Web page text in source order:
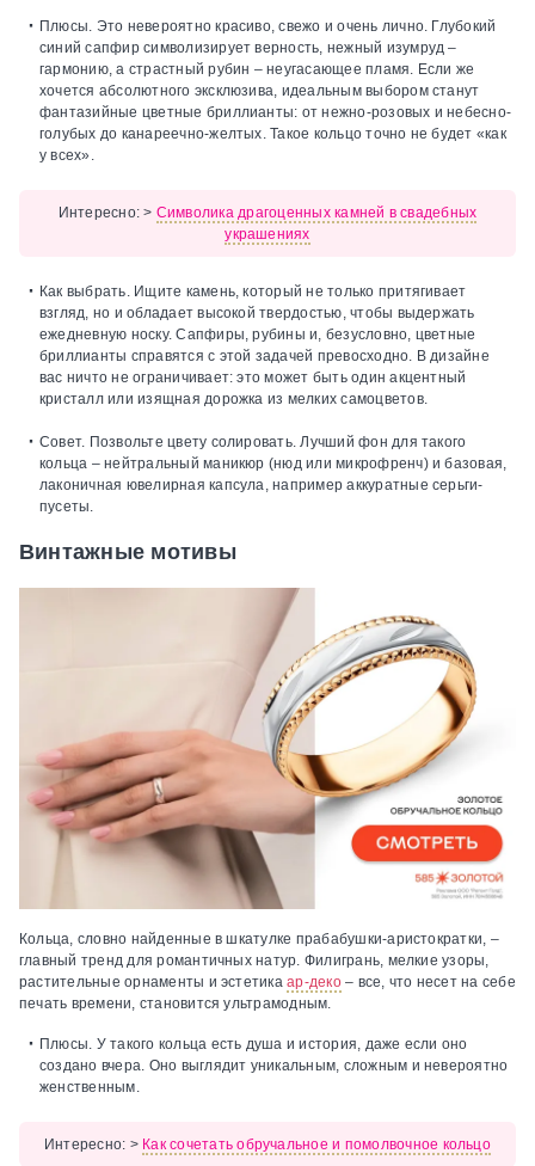
Плюсы. Это невероятно красиво, свежо и очень лично. Глубокий
синий сапфир символизирует верность, нежный изумруд –
гармонию, а страстный рубин – неугасающее пламя. Если же
хочется абсолютного эксклюзива, идеальным выбором станут
фантазийные цветные бриллианты: от нежно-розовых и небесно-
голубых до канареечно-желтых. Такое кольцо точно не будет «как
у всех».
Интересно: > Символика драгоценных камней в свадебных
украшениях
Как выбрать. Ищите камень, который не только притягивает
взгляд, но и обладает высокой твердостью, чтобы выдержать
ежедневную носку. Сапфиры, рубины и, безусловно, цветные
бриллианты справятся с этой задачей превосходно. В дизайне
вас ничто не ограничивает: это может быть один акцентный
кристалл или изящная дорожка из мелких самоцветов.
Совет. Позвольте цвету солировать. Лучший фон для такого
кольца – нейтральный маникюр (нюд или микрофренч) и базовая,
лаконичная ювелирная капсула, например аккуратные серьги-
пусеты.
Винтажные мотивы
Кольца, словно найденные в шкатулке прабабушки-аристократки, –
главный тренд для романтичных натур. Филигрань, мелкие узоры,
растительные орнаменты и эстетикаар-деко– все, что несет на себе
печать времени, становится ультрамодным.
Плюсы. У такого кольца есть душа и история, даже если оно
создано вчера. Оно выглядит уникальным, сложным и невероятно
женственным.
Интересно: > Как сочетать обручальное и помолвочное кольцо